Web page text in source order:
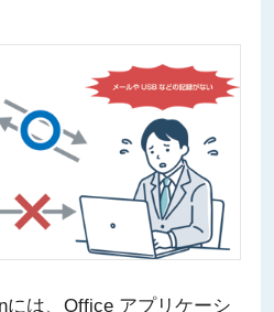
には、Office アプリケーシ